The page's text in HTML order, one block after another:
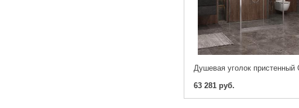
63 281 руб.